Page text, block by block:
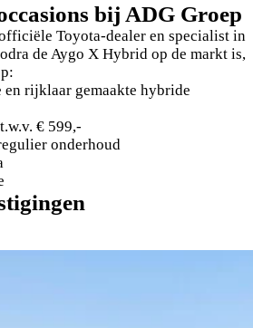
bij ADG Groep
Toyota-dealer en specialist in
de Aygo X Hybrid op de markt is,
rijklaar gemaakte hybride
€ 599,-
onderhoud